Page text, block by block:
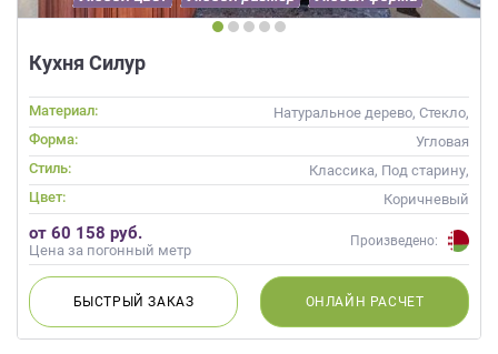
Кухня Силур
Материал:
Натуральное дерево, Стекло,
Массив
Форма:
Угловая
Стиль:
Классика, Под старину,
Прованс
Цвет: Коричневый
от 60 158 руб.
Цена за погонный метр
Произведено:
БЫСТРЫЙЗАКАЗ ОНЛАЙН РАСЧЕТ